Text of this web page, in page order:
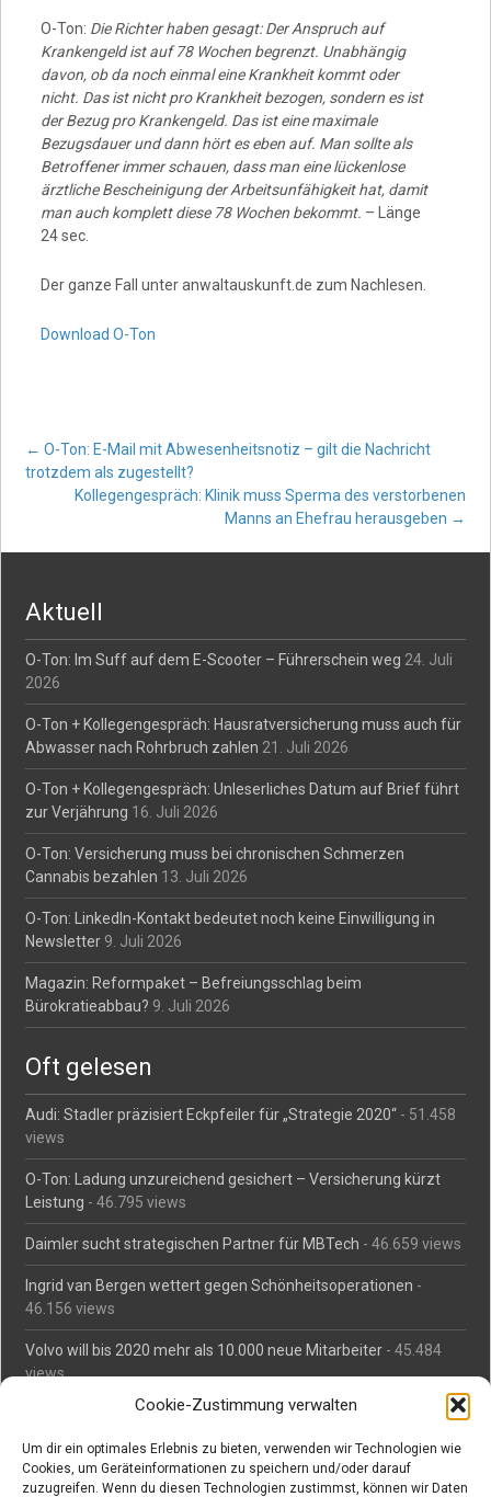
Cookie-Zustimmung verwalten
Um dir ein optimales Erlebnis zu bieten, verwenden wir Technologien wie
Cookies, um Geräteinformationen zu speichern und/oder darauf
zuzugreifen. Wenn du diesen Technologien zustimmst, können wir Daten
O-Ton: Die Richter haben gesagt: Der Anspruch auf
Krankengeld ist auf 78 Wochen begrenzt. Unabhängig
davon, ob da noch einmal eine Krankheit kommt oder
nicht. Das ist nicht pro Krankheit bezogen, sondern es ist
der Bezug pro Krankengeld. Das ist eine maximale
Bezugsdauer und dann hört es eben auf. Man sollte als
Betroffener immer schauen, dass man eine lückenlose
ärztliche Bescheinigung der Arbeitsunfähigkeit hat, damit
man auch komplett diese 78 Wochen bekommt. – Länge
24 sec.
Der ganze Fall unter anwaltauskunft.de zum Nachlesen.
Download O-Ton
Post
navigation
← O-Ton: E-Mail mit Abwesenheitsnotiz – gilt die Nachricht
trotzdem als zugestellt?
Kollegengespräch: Klinik muss Sperma des verstorbenen
Manns an Ehefrau herausgeben →
Aktuell
O-Ton: Im Suff auf dem E-Scooter – Führerschein weg 24. Juli
2026
O-Ton + Kollegengespräch: Hausratversicherung muss auch für
Abwasser nach Rohrbruch zahlen 21. Juli 2026
O-Ton + Kollegengespräch: Unleserliches Datum auf Brief führt
zur Verjährung 16. Juli 2026
O-Ton: Versicherung muss bei chronischen Schmerzen
Cannabis bezahlen 13. Juli 2026
O-Ton: LinkedIn-Kontakt bedeutet noch keine Einwilligung in
Newsletter 9. Juli 2026
Magazin: Reformpaket – Befreiungsschlag beim
Bürokratieabbau? 9. Juli 2026
Oft gelesen
Audi: Stadler präzisiert Eckpfeiler für „Strategie 2020“ - 51.458
views
O-Ton: Ladung unzureichend gesichert – Versicherung kürzt
Leistung - 46.795 views
Daimler sucht strategischen Partner für MBTech - 46.659 views
Ingrid van Bergen wettert gegen Schönheitsoperationen -
46.156 views
Volvo will bis 2020 mehr als 10.000 neue Mitarbeiter - 45.484
views
Mäßiges Interesse an Daimlers MBtech- 44.713 views
O-Ton: Wer muss Schaden für abgedriftete Silvesterraketen
zahlen? - 42.366 views